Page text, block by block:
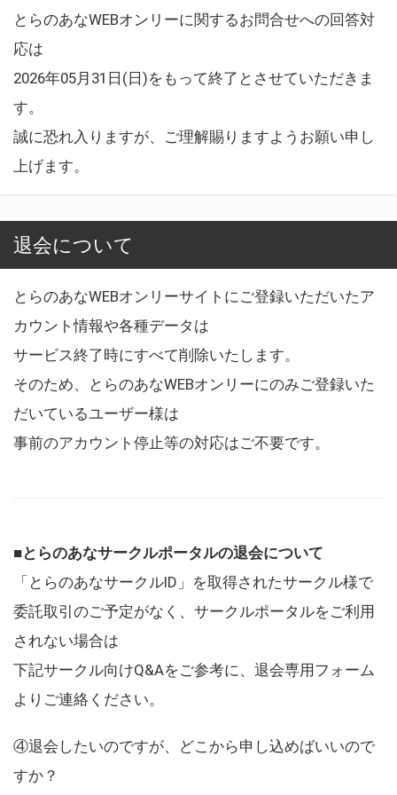
とらのあなWEBオンリーに関するお問合せへの回答対
応は
2026年05月31日(日)をもって終了とさせていただきま
す。
誠に恐れ入りますが、ご理解賜りますようお願い申し
上げます。
退会について
とらのあなWEBオンリーサイトにご登録いただいたア
カウント情報や各種データは
サービス終了時にすべて削除いたします。
そのため、とらのあなWEBオンリーにのみご登録いた
だいているユーザー様は
事前のアカウント停止等の対応はご不要です。
■とらのあなサークルポータルの退会について
「とらのあなサークルID」を取得されたサークル様で
委託取引のご予定がなく、サークルポータルをご利用
されない場合は
下記サークル向けQ&Aをご参考に、退会専用フォーム
よりご連絡ください。
④退会したいのですが、どこから申し込めばいいので
すか？